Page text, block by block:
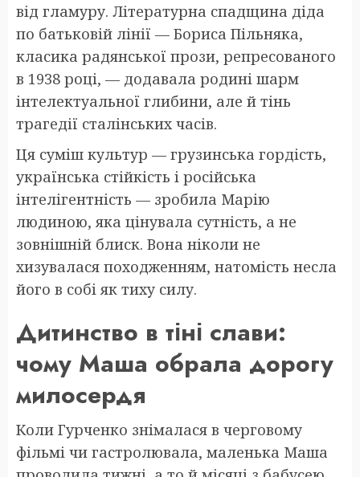
від гламуру. Літературна спадщина діда
по батьковій лінії — Бориса Пільняка,
класика радянської прози, репресованого
в 1938 році, — додавала родині шарм
інтелектуальної глибини, але й тінь
трагедії сталінських часів.
Ця суміш культур — грузинська гордість,
українська стійкість і російська
інтелігентність — зробила Марію
людиною, яка цінувала сутність, а не
зовнішній блиск. Вона ніколи не
хизувалася походженням, натомість несла
його в собі як тиху силу.
Дитинство в тіні слави:
чому Маша обрала дорогу
милосердя
Коли Гурченко знімалася в черговому
фільмі чи гастролювала, маленька Маша